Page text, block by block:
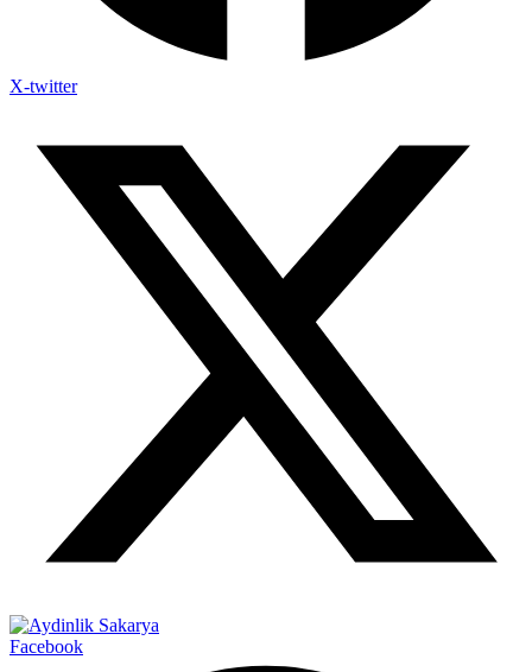
X-twitter
Facebook